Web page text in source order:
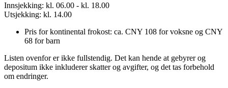
Innsjekking: kl. 06.00 - kl. 18.00
Utsjekking: kl. 14.00
Pris for kontinental frokost: ca. CNY 108 for voksne og CNY
68 for barn
Listen ovenfor er ikke fullstendig. Det kan hende at gebyrer og
depositum ikke inkluderer skatter og avgifter, og det tas forbehold
om endringer.